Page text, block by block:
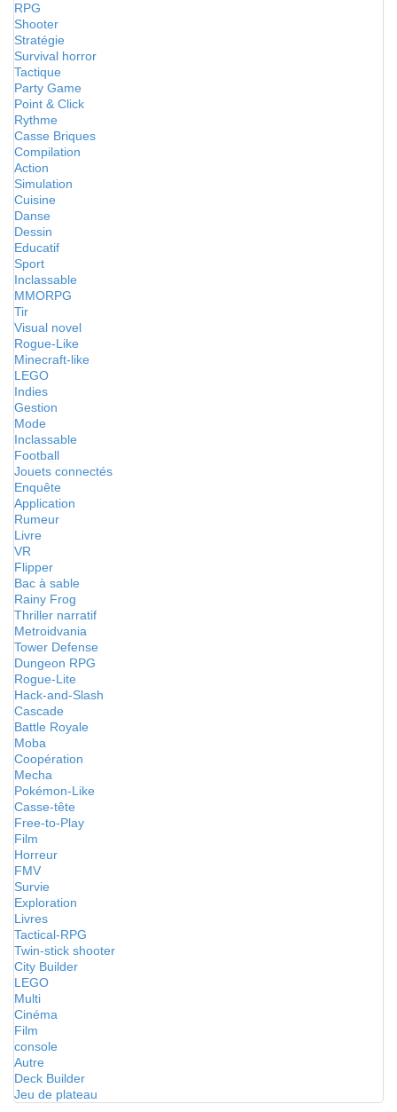
RPG
Shooter
Stratégie
Survival horror
Tactique
Party Game
Point & Click
Rythme
Casse Briques
Compilation
Action
Simulation
Cuisine
Danse
Dessin
Educatif
Sport
Inclassable
MMORPG
Tir
Visual novel
Rogue-Like
Minecraft-like
LEGO
Indies
Gestion
Mode
Inclassable
Football
Jouets connectés
Enquête
Application
Rumeur
Livre
VR
Flipper
Bac à sable
Rainy Frog
Thriller narratif
Metroidvania
Tower Defense
Dungeon RPG
Rogue-Lite
Hack-and-Slash
Cascade
Battle Royale
Moba
Coopération
Mecha
Pokémon-Like
Casse-tête
Free-to-Play
Film
Horreur
FMV
Survie
Exploration
Livres
Tactical-RPG
Twin-stick shooter
City Builder
LEGO
Multi
Cinéma
Film
console
Autre
Deck Builder
Jeu de plateau